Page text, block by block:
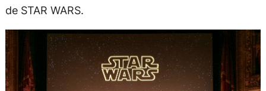
de STAR WARS.